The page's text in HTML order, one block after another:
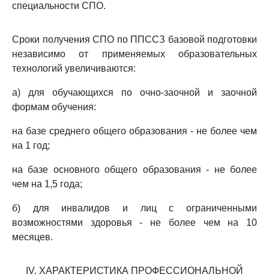
специальности СПО.
Сроки получения СПО по ППССЗ базовой подготовки
независимо от применяемых образовательных
технологий увеличиваются:
а) для обучающихся по очно-заочной и заочной
формам обучения:
на базе среднего общего образования - не более чем
на 1 год;
на базе основного общего образования - не более
чем на 1,5 года;
б) для инвалидов и лиц с ограниченными
возможностями здоровья - не более чем на 10
месяцев.
IV. ХАРАКТЕРИСТИКА ПРОФЕССИОНАЛЬНОЙ